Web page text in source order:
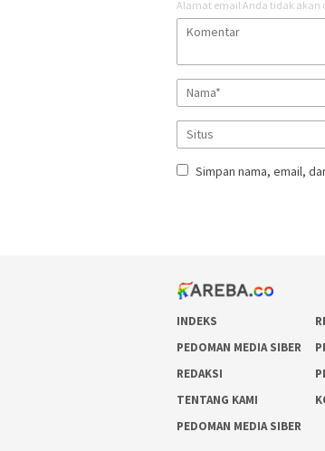
Alamat email Anda tidak akan
Simpan nama, email,
INDEKS
PEDOMAN MEDIA SIBER
REDAKSI
TENTANG KAMI
PEDOMAN MEDIA SIBER